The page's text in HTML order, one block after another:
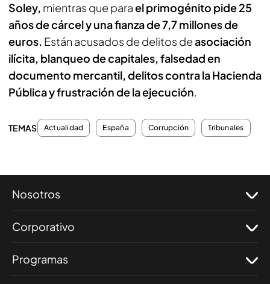
Soley, mientras que parael primogénito pide 25
años de cárcel y una fianza de 7,7 millones de
euros. Están acusados de delitos deasociación
ilícita, blanqueo de capitales, falsedad en
documento mercantil, delitos contra la Hacienda
Pública y frustración de la ejecución.
TEMAS Actualidad España Corrupción Tribunales
Nosotros
Corporativo
Programas